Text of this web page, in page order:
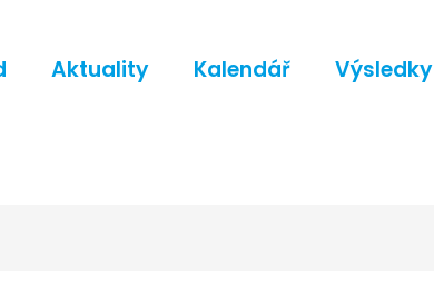
Aktuality Kalendář Výsledky